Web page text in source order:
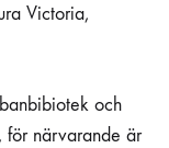
Victoria,
och
för närvarande är